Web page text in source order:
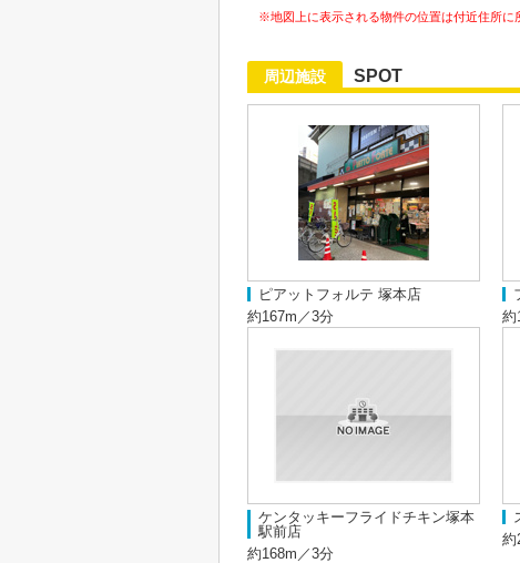
※地図上に表示される物件の位置は付近住所に
周辺施設 SPOT
ピアットフォルテ 塚本店
約167m／3分
約
ケンタッキーフライドチキン塚本
駅前店
約168m／3分
約